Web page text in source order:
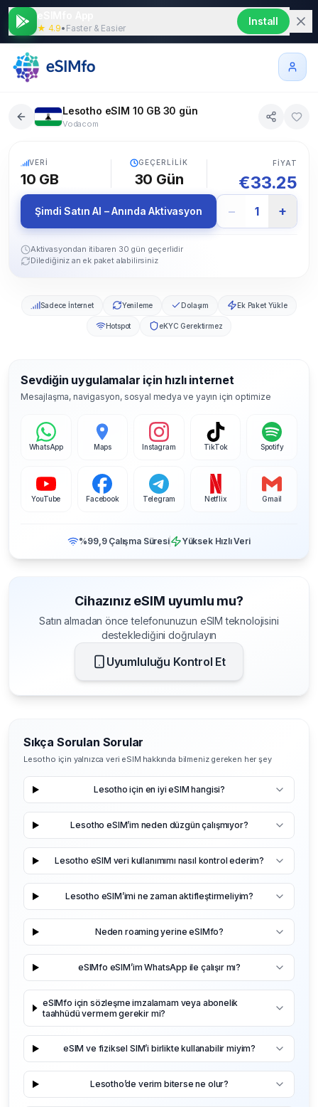
★ 4.9• Faster & Easier
Install
Lesotho eSIM 10 GB 30 gün
Vodacom
VERI
10 GB
GEÇERLILIK
30 Gün
FIYAT
€33.25
Şimdi Satın Al – Anında Aktivasyon − 1 +
Aktivasyondan itibaren 30 gün geçerlidir
Dilediğiniz an ek paket alabilirsiniz
Sadece İnternet Yenileme Dolaşım Ek Paket Yükle
Hotspot eKYC Gerektirmez
Sevdiğin uygulamalar için hızlı internet
Mesajlaşma, navigasyon, sosyal medya ve yayın için optimize
WhatsApp Maps Instagram TikTok Spotify
YouTube Facebook Telegram Netflix Gmail
%99,9 Çalışma Süresi Yüksek Hızlı Veri
Cihazınız eSIM uyumlu mu?
Satın almadan önce telefonunuzun eSIM teknolojisini
desteklediğini doğrulayın
Uyumluluğu Kontrol Et
Sıkça Sorulan Sorular
Lesotho için yalnızca veri eSIM hakkında bilmeniz gereken her şey
Lesotho için en iyi eSIM hangisi?
Lesotho eSIM’im neden düzgün çalışmıyor?
Lesotho eSIM veri kullanımımı nasıl kontrol ederim?
Lesotho eSIM’imi ne zaman aktifleştirmeliyim?
Neden roaming yerine eSIMfo?
eSIMfo eSIM’im WhatsApp ile çalışır mı?
eSIMfo için sözleşme imzalamam veya abonelik
taahhüdü vermem gerekir mi?
eSIM ve fiziksel SIM’i birlikte kullanabilir miyim?
Lesotho’de verim biterse ne olur?